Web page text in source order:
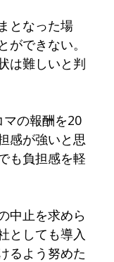
となった場
できない。
は難しいと判
の報酬を20
感が強いと思
も負担感を軽
中止を求めら
としても導入
るよう努めた